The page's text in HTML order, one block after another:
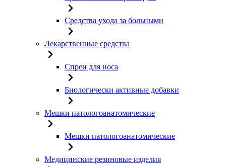
Средства ухода за больными
Лекарственные средства
Спреи для носа
Биологически активные добавки
Мешки патологоанатомические
Мешки патологоанатомические
Медицинские резиновые изделия